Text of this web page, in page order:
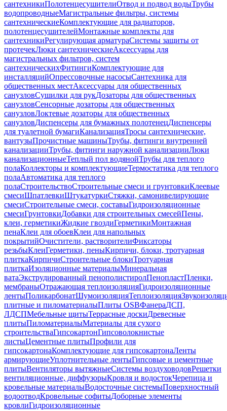
сантехникиПолотенцесушителиОтвод и подвод водыТрубы
водопроводныеМагистральные фильтры, системы
сантехническиеКомплектующие для радиаторов,
полотенцесушителейМонтажные комплекты для
сантехникиРегулирующая арматураСистемы защиты от
протечекЛюки сантехническиеАксессуары для
магистральных фильтров, систем
сантехническихФитингиКомплектующие для
инсталляцийОпрессовочные насосыСантехника для
общественных местАксессуары для общественных
санузловСушилки для рукДозаторы для общественных
санузловСенсорные дозаторы для общественных
санузловЛоктевые дозаторы для общественных
санузловДиспенсеры для бумажных полотенецДиспенсеры
для туалетной бумагиКанализацияТросы сантехнические,
вантузыПрочистные машиныТрубы, фитинги внутренней
канализацииТрубы, фитинги наружной канализацииЛюки
канализационныеТеплый пол водянойТрубы для теплого
полаКоллекторы и комплектующиеТермостатика для теплого
полаАвтоматика для теплого
полаСтроительствоСтроительные смеси и грунтовкиКлеевые
смесиШпатлевкиШтукатуркиСтяжки, самонивелирующие
смесиСтроительные смеси, составыГидроизоляционные
смесиГрунтовкиДобавки для строительных смесейПены,
клеи, герметикиЖидкие гвоздиГерметикиМонтажная
пенаКлеи для обоевКлеи для напольных
покрытийОчистители, растворителиФиксаторы
резьбыКлеиГерметики, пеныКирпичи, блоки, тротуарная
плиткаКирпичиСтроительные блокиТротуарная
плиткаИзоляционные материалыМинеральная
ватаЭкструдированный пенополистиролПенопластПленки,
мембраныОтражающая теплоизоляцияГидроизоляционные
лентыПоликарбонатШумоизоляцияТеплоизоляция
плитные и пиломатериалыПлиты OSBФанераДСП,
ЛДСПМебельные щитыТеррасные доскиДревесные
плитыПиломатериалыМатериалы для сухого
строительстваГипсокартонГипсоволокнистые
листыЦементные плитыПрофили для
гипсокартонаКомплектующие для гипсокартонаЛенты
армирующиеУплотнительные лентыГипсовые и цементные
плитыВентиляторы вытяжныеСистемы воздуховодовРешетки
вентиляционные, диффузорыКровля и водостокЧерепица и
кровельные материалыВодосточные системыПоверхностный
водоотводКровельные софитыДоборные элементы
кровлиГидроизоляционные